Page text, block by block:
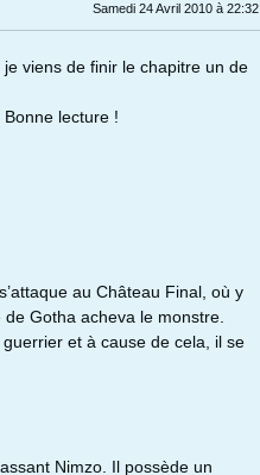
Samedi 24 Avril 2010 à 22:32
viens de finir le chapitre un de
lecture !
au Château Final, où y
Gotha acheva le monstre.
et à cause de cela, il se
Nimzo. Il possède un